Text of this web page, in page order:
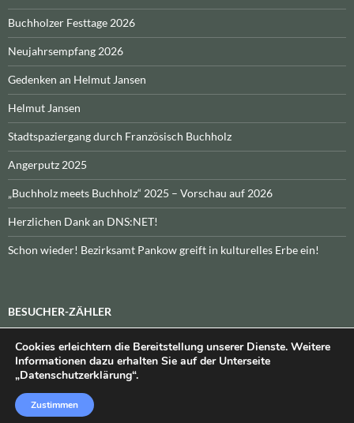
Buchholzer Festtage 2026
Neujahrsempfang 2026
Gedenken an Helmut Jansen
Helmut Jansen
Stadtspaziergang durch Französisch Buchholz
Angerputz 2025
„Buchholz meets Buchholz“ 2025 – Vorschau auf 2026
Herzlichen Dank an DNS:NET!
Schon wieder! Bezirksamt Pankow greift in kulturelles Erbe ein!
BESUCHER-ZÄHLER
Heute:_\n\nInsgesamt:_
Datenschutzerklärung
Cookies erleichtern die Bereitstellung unserer Dienste. Weitere
Informationen dazu erhalten Sie auf der Unterseite
„Datenschutzerklärung“.
Zustimmen